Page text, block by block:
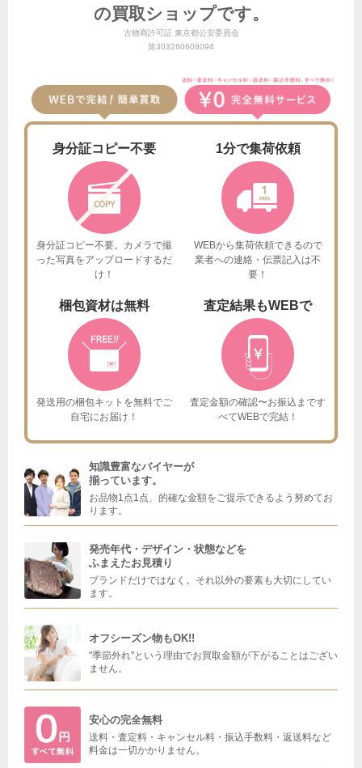
の買取ショップです。
古物商許可証 東京都公安委員会
第303260608094
身分証コピー不要
身分証コピー不要。カメラで撮
った写真をアップロードするだ
け！
1分で集荷依頼
WEBから集荷依頼できるので
業者への連絡・伝票記入は不
要！
梱包資材は無料
発送用の梱包キットを無料でご
自宅にお届け！
査定結果もWEBで
査定金額の確認〜お振込まです
べてWEBで完結！
知識豊富なバイヤーが
揃っています。
お品物1点1点、的確な金額をご提示できるよう努めてお
ります。
発売年代・デザイン・状態などを
ふまえたお見積り
ブランドだけではなく。それ以外の要素も大切にしてい
ます。
オフシーズン物もOK!!
"季節外れ"という理由でお買取金額が下がることはござい
ません。
安心の完全無料
送料・査定料・キャンセル料・振込手数料・返送料など
料金は一切かかりません。